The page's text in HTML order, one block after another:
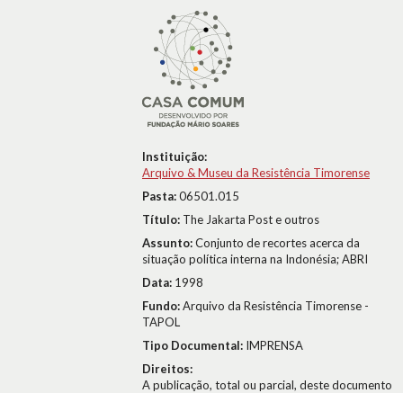
Instituição:
Arquivo & Museu da Resistência Timorense
Pasta:06501.015
Título: The Jakarta Post e outros
Assunto:Conjunto de recortes acerca da
situação política interna na Indonésia; ABRI
Data: 1998
Fundo:Arquivo da Resistência Timorense -
TAPOL
Tipo Documental: IMPRENSA
Direitos:
A publicação, total ou parcial, deste documento